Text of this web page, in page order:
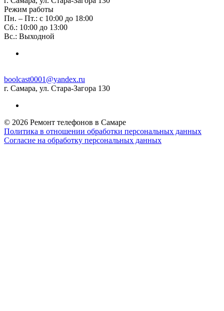
Режим работы
Пн. – Пт.: с 10:00 до 18:00
Сб.: 10:00 до 13:00
Вс.: Выходной
boolcast0001@yandex.ru
г. Самара, ул. Стара-Загора 130
© 2026 Ремонт телефонов в Самаре
Политика в отношении обработки персональных данных
Согласие на обработку персональных данных